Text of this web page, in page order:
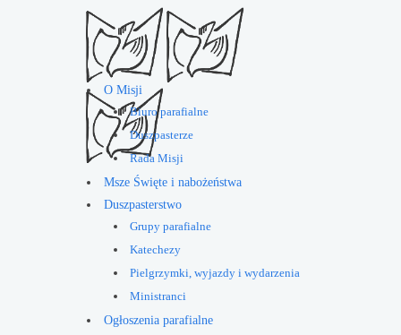
O Misji
Biuro parafialne
Duszpasterze
Rada Misji
Msze Święte i nabożeństwa
Duszpasterstwo
Grupy parafialne
Katechezy
Pielgrzymki, wyjazdy i wydarzenia
Ministranci
Ogłoszenia parafialne